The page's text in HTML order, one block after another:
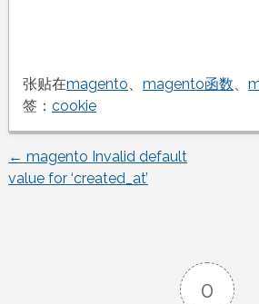
张贴在magento、 magento函数、
签： cookie
文
← magento Invalid default
value for ‘created_at’
0